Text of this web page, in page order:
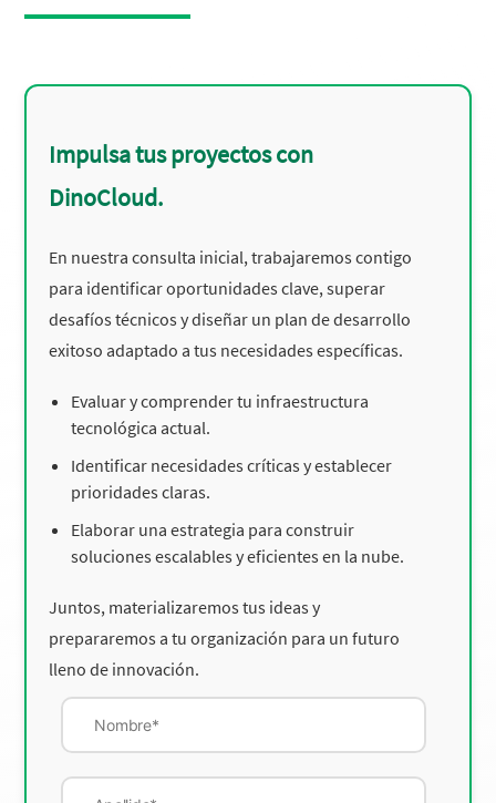
Impulsa tus proyectos con
DinoCloud.
En nuestra consulta inicial, trabajaremos contigo
para identificar oportunidades clave, superar
desafíos técnicos y diseñar un plan de desarrollo
exitoso adaptado a tus necesidades específicas.
Evaluar y comprender tu infraestructura
tecnológica actual.
Identificar necesidades críticas y establecer
prioridades claras.
Elaborar una estrategia para construir
soluciones escalables y eficientes en la nube.
Juntos, materializaremos tus ideas y
prepararemos a tu organización para un futuro
lleno de innovación.